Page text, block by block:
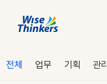
전체 업무 기획 관리